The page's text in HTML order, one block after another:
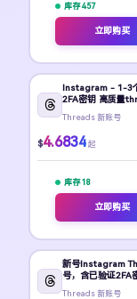
库存 457
立即购买
Instagram - 1-3
2FA密钥 高质量
Threads 新账号
$4.6834 起
库存 18
立即购买
新号Instagram
号，含已验证2FA
Threads 新账号